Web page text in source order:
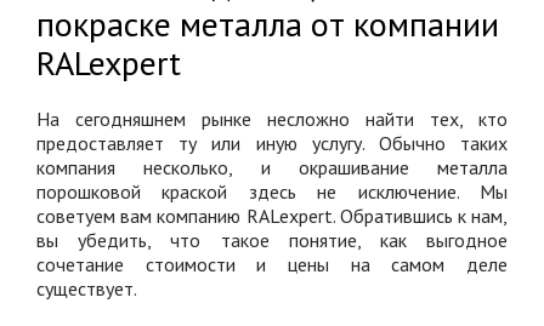
покраске металла от компании
RALexpert
На сегодняшнем рынке несложно найти тех, кто
предоставляет ту или иную услугу. Обычно таких
компания несколько, и окрашивание металла
порошковой краской здесь не исключение. Мы
советуем вам компанию RALexpert. Обратившись к нам,
вы убедить, что такое понятие, как выгодное
сочетание стоимости и цены на самом деле
существует.